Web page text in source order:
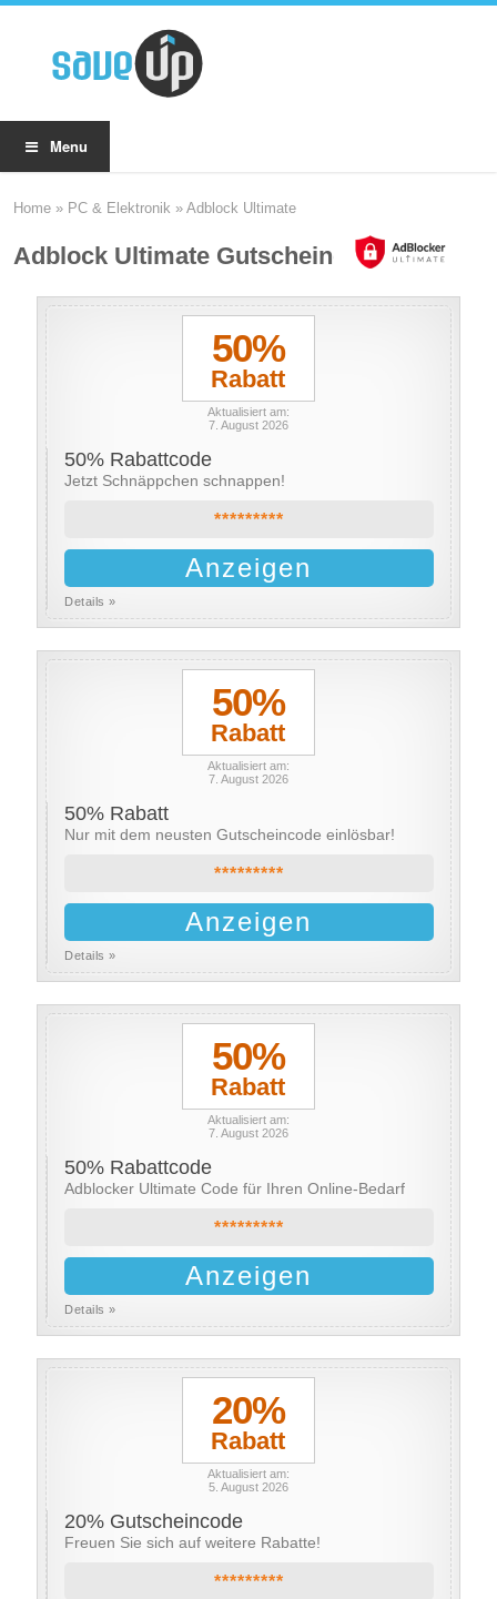
Menu
Home » PC & Elektronik »Adblock Ultimate
Adblock Ultimate Gutscheine
50%
Rabatt
Aktualisiert am:
7. August 2026
50% Rabattcode
Jetzt Schnäppchen schnappen!
*********
Anzeigen
Details »
50%
Rabatt
Aktualisiert am:
7. August 2026
50% Rabatt
Nur mit dem neusten Gutscheincode einlösbar!
*********
Anzeigen
Details »
50%
Rabatt
Aktualisiert am:
7. August 2026
50% Rabattcode
Adblocker Ultimate Code für Ihren Online-Bedarf
*********
Anzeigen
Details »
20%
Rabatt
Aktualisiert am:
5. August 2026
20% Gutscheincode
Freuen Sie sich auf weitere Rabatte!
*********